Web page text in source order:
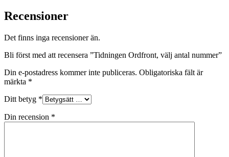
Recensioner
Det finns inga recensioner än.
Bli först med att recensera ”Tidningen Ordfront, välj antal nummer”
Din e-postadress kommer inte publiceras. Obligatoriska fält är
märkta *
Ditt betyg *
Din recension *